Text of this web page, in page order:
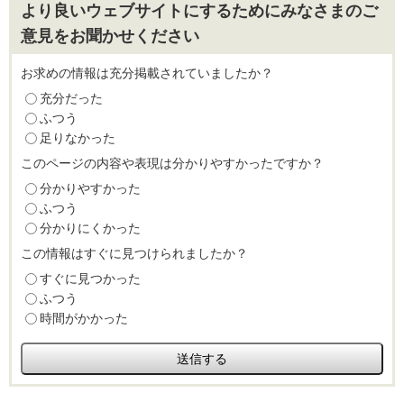
より良いウェブサイトにするためにみなさまのご
意見をお聞かせください
お求めの情報は充分掲載されていましたか？
充分だった
ふつう
足りなかった
このページの内容や表現は分かりやすかったですか？
分かりやすかった
ふつう
分かりにくかった
この情報はすぐに見つけられましたか？
すぐに見つかった
ふつう
時間がかかった